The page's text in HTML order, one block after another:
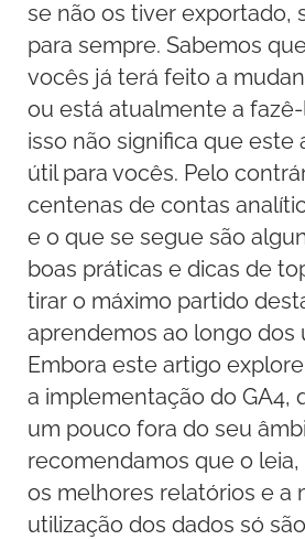
se não os tiver exportado,
para sempre. Sabemos
vocês já terá feito a
ou está atualmente a
isso não significa que este
útil para vocês. Pelo
centenas de contas
e o que se segue são
boas práticas e dicas de
tirar o máximo partido
aprendemos ao longo dos
Embora este artigo
a implementação do GA4,
um pouco fora do seu
recomendamos que o
os melhores relatórios e a
utilização dos dados só